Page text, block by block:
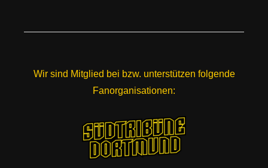
Wir sind Mitglied bei bzw. unterstützen folgende
Fanorganisationen: